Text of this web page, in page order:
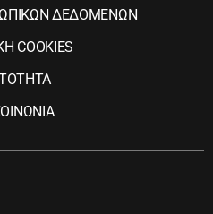
ΔΕΔΟΜΕΝΩΝ
COOKIES